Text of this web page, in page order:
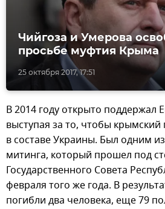
25 октября 2017, 17:51
Чийгоза и Умерова
просьбе муфтия Крыма
В 2014 году открыто поддержал
выступая за то, чтобы крымский
в составе Украины. Был одним
митинга, который прошел под
Государственного Совета
февраля того же года. В
погибли два человека, еще 79